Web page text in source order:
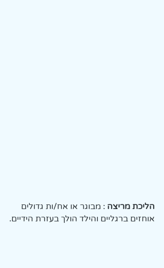
הליכת מריצה : מבוגר או אח/ות גדולים
אוחזים ברגליים והילד הולך בעזרת הידיים.